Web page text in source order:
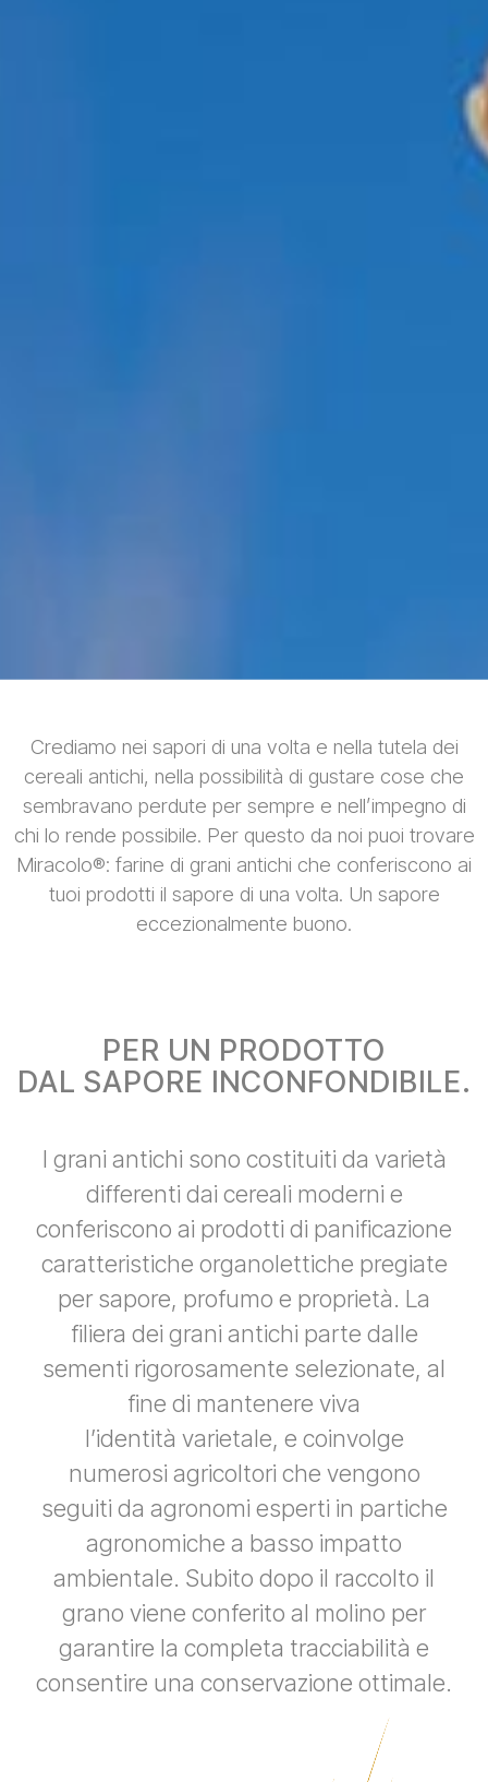
Crediamo nei sapori di una volta e nella tutela dei
cereali antichi, nella possibilità di gustare cose che
sembravano perdute per sempre e nell’impegno di
chi lo rende possibile. Per questo da noi puoi trovare
Miracolo®: farine di grani antichi che conferiscono ai
tuoi prodotti il sapore di una volta. Un sapore
eccezionalmente buono.
PER UN PRODOTTO
DAL SAPORE INCONFONDIBILE.
I grani antichi sono costituiti da varietà
differenti dai cereali moderni e
conferiscono ai prodotti di panificazione
caratteristiche organolettiche pregiate
per sapore, profumo e proprietà. La
filiera dei grani antichi parte dalle
sementi rigorosamente selezionate, al
fine di mantenere viva
l’identità varietale, e coinvolge
numerosi agricoltori che vengono
seguiti da agronomi esperti in partiche
agronomiche a basso impatto
ambientale. Subito dopo il raccolto il
grano viene conferito al molino per
garantire la completa tracciabilità e
consentire una conservazione ottimale.